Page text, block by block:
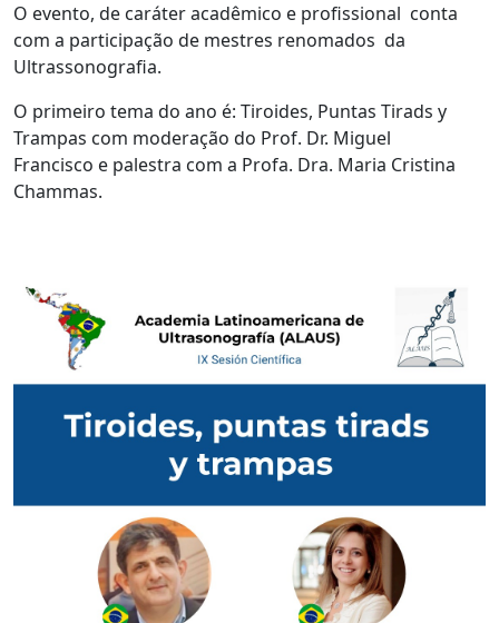
O evento, de caráter acadêmico e profissional conta
com a participação de mestres renomados da
Ultrassonografia.
O primeiro tema do ano é: Tiroides, Puntas Tirads y
Trampas com moderação do Prof. Dr. Miguel
Francisco e palestra com a Profa. Dra. Maria Cristina
Chammas.